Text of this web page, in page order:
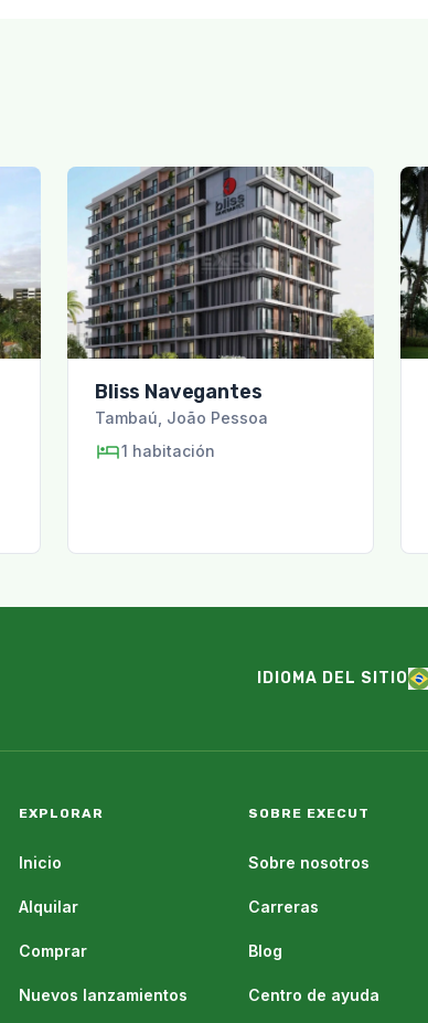
Bliss Navegantes
Tambaú João Pessoa
1 habitación
IDIOMA DEL SITIO
EXPLORAR
Inicio
Alquilar
Comprar
Nuevos lanzamientos
SOBRE EXECUT
Sobre nosotros
Carreras
Blog
Centro de ayuda